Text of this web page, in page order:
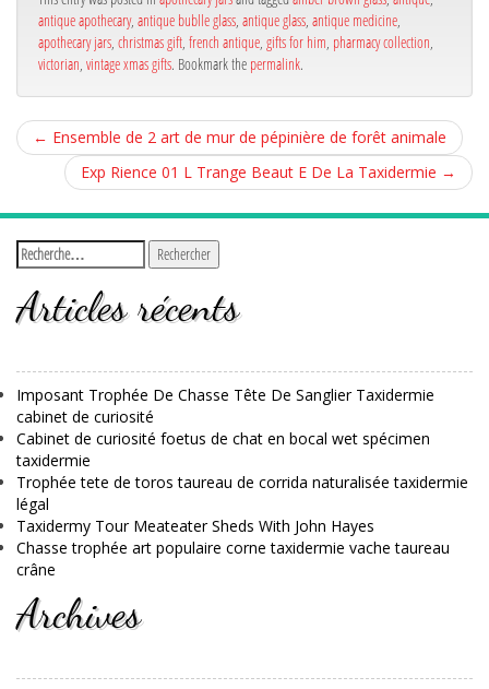
antique apothecary, antique bublle glass antique glass antique medicine
apothecary jars christmas gift french antique gifts for him pharmacy collection
victorian vintage xmas gifts. Bookmark the permalink.
← Ensemble de 2 art de mur de pépinière de forêt animale
Exp Rience 01 L Trange Beaut E De La Taxidermie →
Articles récents
Imposant Trophée De Chasse Tête De Sanglier Taxidermie
cabinet de curiosité
Cabinet de curiosité foetus de chat en bocal wet spécimen
taxidermie
Trophée tete de toros taureau de corrida naturalisée taxidermie
légal
Taxidermy Tour Meateater Sheds With John Hayes
Chasse trophée art populaire corne taxidermie vache taureau
crâne
Archives